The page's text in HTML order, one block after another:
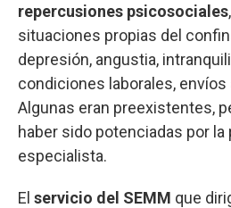
repercusiones psicosociales
situaciones propias del
depresión, angustia,
condiciones laborales, envíos
Algunas eran preexistentes,
haber sido potenciadas por la
especialista.
El servicio del SEMM que